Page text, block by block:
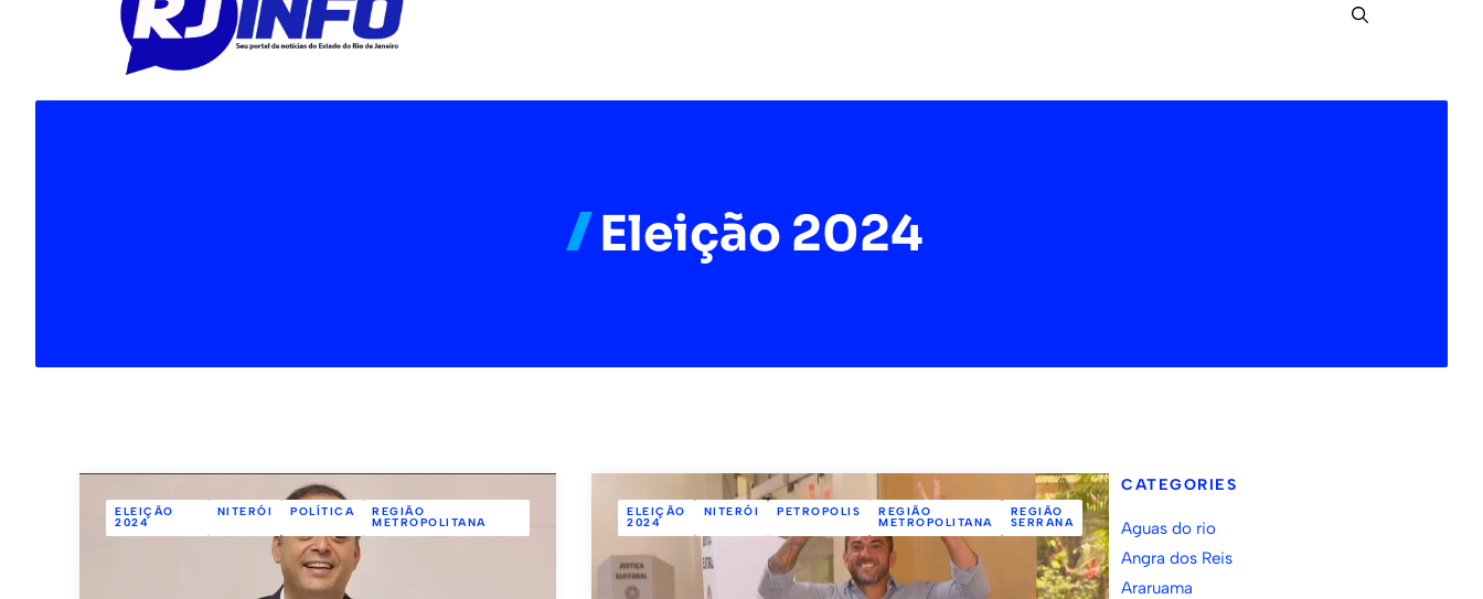
Eleição 2024
ELEIÇÃO
2024
NITERÓI POLÍTICA REGIÃO
METROPOLITANA
ELEIÇÃO
2024
NITERÓI PETROPOLIS REGIÃO
METROPOLITANA
REGIÃO
SERRANA
CATEGORIES
Aguas do rio
Angra dos Reis
Araruama